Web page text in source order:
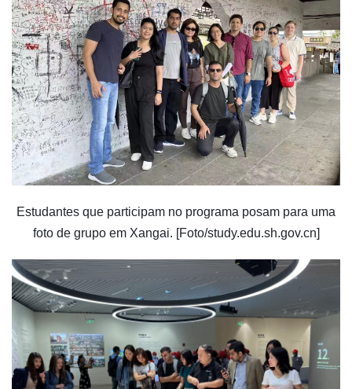
Estudantes que participam no programa posam para uma
foto de grupo em Xangai. [Foto/study.edu.sh.gov.cn]